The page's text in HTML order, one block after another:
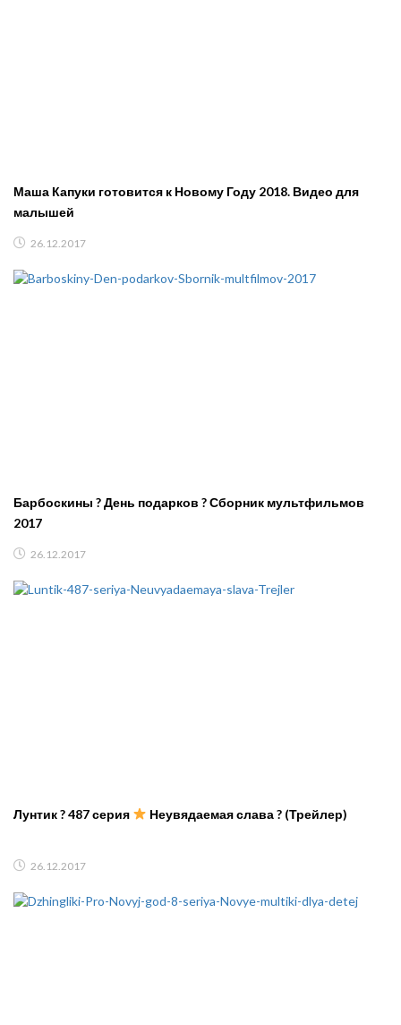
Маша Капуки готовится к Новому Году 2018. Видео для
малышей
26.12.2017
Барбоскины ? День подарков ? Сборник мультфильмов
2017
26.12.2017
Лунтик ? 487 серия Неувядаемая слава ? (Трейлер)
26.12.2017